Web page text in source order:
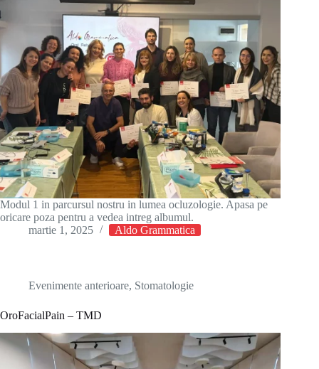
Modul 1 in parcursul nostru in lumea ocluzologie. Apasa pe
oricare poza pentru a vedea intreg albumul.
martie 1, 2025
Aldo Grammatica
Evenimente anterioare, Stomatologie
OroFacialPain – TMD